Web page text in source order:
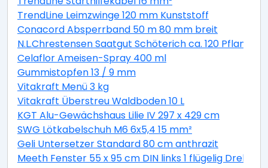
TrendLine Leimzwinge 120 mm Kunststoff
Conacord Absperrband 50 m 80 mm breit
N.L.Chrestensen Saatgut Schöterich ca. 120 Pflanzen
Celaflor Ameisen-Spray 400 ml
Gummistopfen 13 / 9 mm
Vitakraft Menü 3 kg
Vitakraft Überstreu Waldboden 10 L
KGT Alu-Gewächshaus Lilie IV 297 x 429 cm
SWG Lötkabelschuh M6 6x5,4 15 mm²
Geli Untersetzer Standard 80 cm anthrazit
Meeth Fenster 55 x 95 cm DIN links 1 flügelig Dreh-